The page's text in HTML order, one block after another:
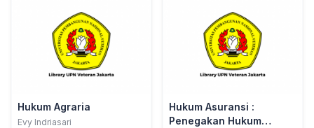
Hukum Agraria
Evy Indriasari
Hukum Asuransi :
Penegakan Hukum